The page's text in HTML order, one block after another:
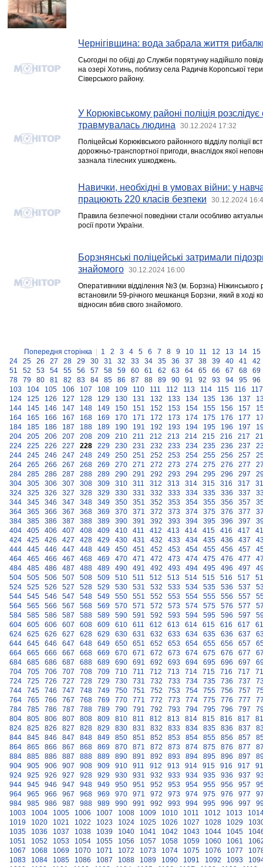
Чернігівщина: вода забрала життя
Сьогодні по обіді до Служби порятунку надійшло
на озері Хотинь, поблизу села Радичів Коропської
Сіверського району.
У Корюківському районі поліція
травмувалась людина
30.12.2024 17:32
Поліцейські Корюківського районного відділу поліції
дорожньо-транспортної пригоди, внаслідок якої
зазнала тілесних ушкоджень.
Навички, необхідні в умовах війни: у
працюють 220 класів безпеки
30.12.2024
Правила безпечної поведінки стали особливо
росії проти України.
Борзнянські поліцейські затримали
знайомого
30.12.2024 16:00
Оперативники відділення №3 (м. Борзна) Ніжинського
встановили 59-річного мешканця Борзни, який в ході
відносин вбив свого знайомого.
Попередня сторінка 1 2 3 4 5 6 7 8 9 10 11 12 13 14
15
24
25 26 27 28 29 30 31 32 33 34 35 36 37 38 39 40 41
42
51
52 53 54 55 56 57 58 59 60 61 62 63 64 65 66 67 68
69
78
79 80 81 82 83 84 85 86 87 88 89 90 91 92 93 94 95
96
103
104 105 106 107 108 109 110 111 112 113 114 115 116
117
124
125 126 127 128 129 130 131 132 133 134 135 136 137
144
145 146 147 148 149 150 151 152 153 154 155 156 157
164
165 166 167 168 169 170 171 172 173 174 175 176 177
184
185 186 187 188 189 190 191 192 193 194 195 196 197
204
205 206 207 208 209 210 211 212 213 214 215 216 217
224
225 226 227 228 229 230 231 232 233 234 235 236 237
244
245 246 247 248 249 250 251 252 253 254 255 256 257
264
265 266 267 268 269 270 271 272 273 274 275 276 277
284
285 286 287 288 289 290 291 292 293 294 295 296 297
304
305 306 307 308 309 310 311 312 313 314 315 316 317
324
325 326 327 328 329 330 331 332 333 334 335 336 337
344
345 346 347 348 349 350 351 352 353 354 355 356 357
364
365 366 367 368 369 370 371 372 373 374 375 376 377
384
385 386 387 388 389 390 391 392 393 394 395 396 397
404
405 406 407 408 409 410 411 412 413 414 415 416 417
424
425 426 427 428 429 430 431 432 433 434 435 436 437
444
445 446 447 448 449 450 451 452 453 454 455 456 457
464
465 466 467 468 469 470 471 472 473 474 475 476 477
484
485 486 487 488 489 490 491 492 493 494 495 496 497
504
505 506 507 508 509 510 511 512 513 514 515 516 517
524
525 526 527 528 529 530 531 532 533 534 535 536 537
544
545 546 547 548 549 550 551 552 553 554 555 556 557
564
565 566 567 568 569 570 571 572 573 574 575 576 577
584
585 586 587 588 589 590 591 592 593 594 595 596 597
604
605 606 607 608 609 610 611 612 613 614 615 616 617
624
625 626 627 628 629 630 631 632 633 634 635 636 637
644
645 646 647 648 649 650 651 652 653 654 655 656 657
664
665 666 667 668 669 670 671 672 673 674 675 676 677
684
685 686 687 688 689 690 691 692 693 694 695 696 697
704
705 706 707 708 709 710 711 712 713 714 715 716 717
724
725 726 727 728 729 730 731 732 733 734 735 736 737
744
745 746 747 748 749 750 751 752 753 754 755 756 757
764
765 766 767 768 769 770 771 772 773 774 775 776 777
784
785 786 787 788 789 790 791 792 793 794 795 796 797
804
805 806 807 808 809 810 811 812 813 814 815 816 817
824
825 826 827 828 829 830 831 832 833 834 835 836 837
844
845 846 847 848 849 850 851 852 853 854 855 856 857
864
865 866 867 868 869 870 871 872 873 874 875 876 877
884
885 886 887 888 889 890 891 892 893 894 895 896 897
904
905 906 907 908 909 910 911 912 913 914 915 916 917
924
925 926 927 928 929 930 931 932 933 934 935 936 937
944
945 946 947 948 949 950 951 952 953 954 955 956 957
964
965 966 967 968 969 970 971 972 973 974 975 976 977
984
985 986 987 988 989 990 991 992 993 994 995 996 997
1003
1004 1005 1006 1007 1008 1009 1010 1011 1012 1013
1019
1020 1021 1022 1023 1024 1025 1026 1027 1028 1029
1035
1036 1037 1038 1039 1040 1041 1042 1043 1044 1045
1051
1052 1053 1054 1055 1056 1057 1058 1059 1060 1061
1067
1068 1069 1070 1071 1072 1073 1074 1075 1076 1077
1083
1084 1085 1086 1087 1088 1089 1090 1091 1092 1093